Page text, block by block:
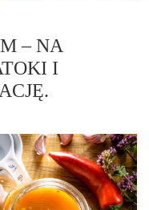
– NA
I